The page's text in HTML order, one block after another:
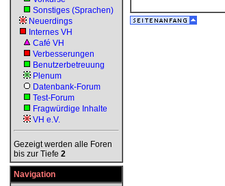
Sonstiges (Sprachen)
Neuerdings
Internes VH
Café VH
Verbesserungen
Benutzerbetreuung
Plenum
Datenbank-Forum
Test-Forum
Fragwürdige Inhalte
VH e.V.
Gezeigt werden alle Foren
bis zur Tiefe 2
Navigation